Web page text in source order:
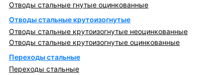
Отводы стальные гнутые оцинкованные
Отводы стальные крутоизогнутые
Отводы стальные крутоизогнутые неоцинкованные
Отводы стальные крутоизогнутые оцинкованные
Переходы стальные
Переходы стальные